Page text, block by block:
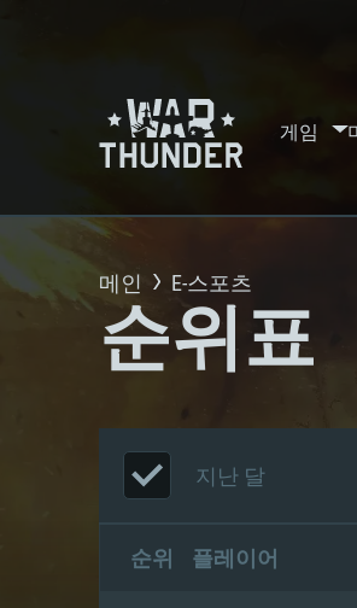
게임
메인 E-스포츠
순위표
지난 달
순위 플레이어